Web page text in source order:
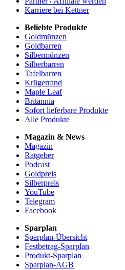
Karriere bei Kettner
Beliebte Produkte
Goldmünzen
Goldbarren
Silbermünzen
Silberbarren
Tafelbarren
Krügerrand
Maple Leaf
Britannia
Sofort lieferbare Produkte
Alle Produkte
Magazin & News
Magazin
Ratgeber
Podcast
Goldpreis
Silberpreis
YouTube
Telegram
Facebook
Sparplan
Sparplan-Übersicht
Festbetrag-Sparplan
Produkt-Sparplan
Sparplan-AGB